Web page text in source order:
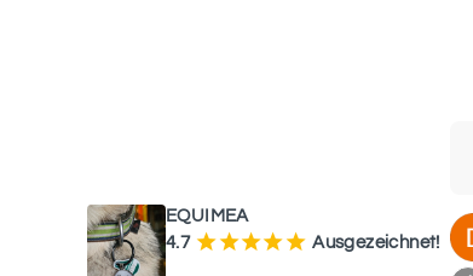
EQUIMEA
4.7 ¡¡¡¡¡ Ausgezeichnet!